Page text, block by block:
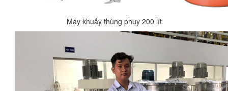
Máy khuấy thùng phuy 200 lít